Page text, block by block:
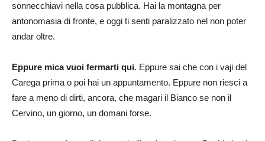
sonnecchiavi nella cosa pubblica. Hai la montagna per
antonomasia di fronte, e oggi ti senti paralizzato nel non poter
andar oltre.
Eppure mica vuoi fermarti qui. Eppure sai che con i vaji del
Carega prima o poi hai un appuntamento. Eppure non riesci a
fare a meno di dirti, ancora, che magari il Bianco se non il
Cervino, un giorno, un domani forse.